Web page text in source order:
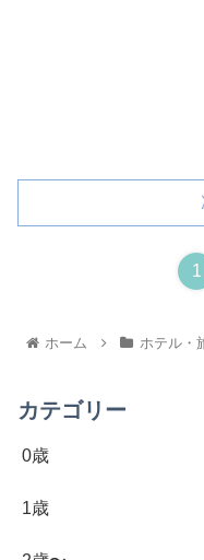
1
ホーム ホテル・
カテゴリー
0歳
1歳